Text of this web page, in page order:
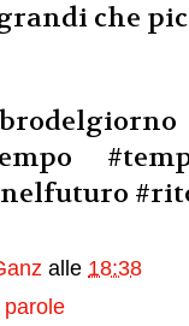
che
alle 18:38
parole